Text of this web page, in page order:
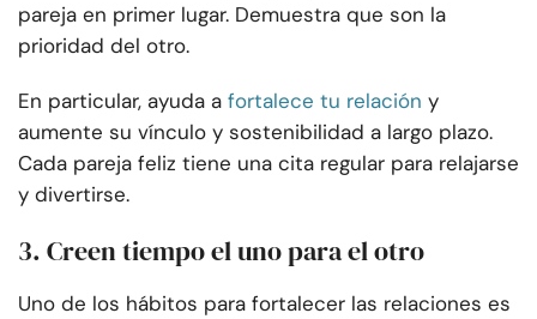
pareja en primer lugar. Demuestra que son la
prioridad del otro.
En particular, ayuda a fortalece tu relación y
aumente su vínculo y sostenibilidad a largo plazo.
Cada pareja feliz tiene una cita regular para relajarse
y divertirse.
3. Creen tiempo el uno para el otro
Uno de los hábitos para fortalecer las relaciones es